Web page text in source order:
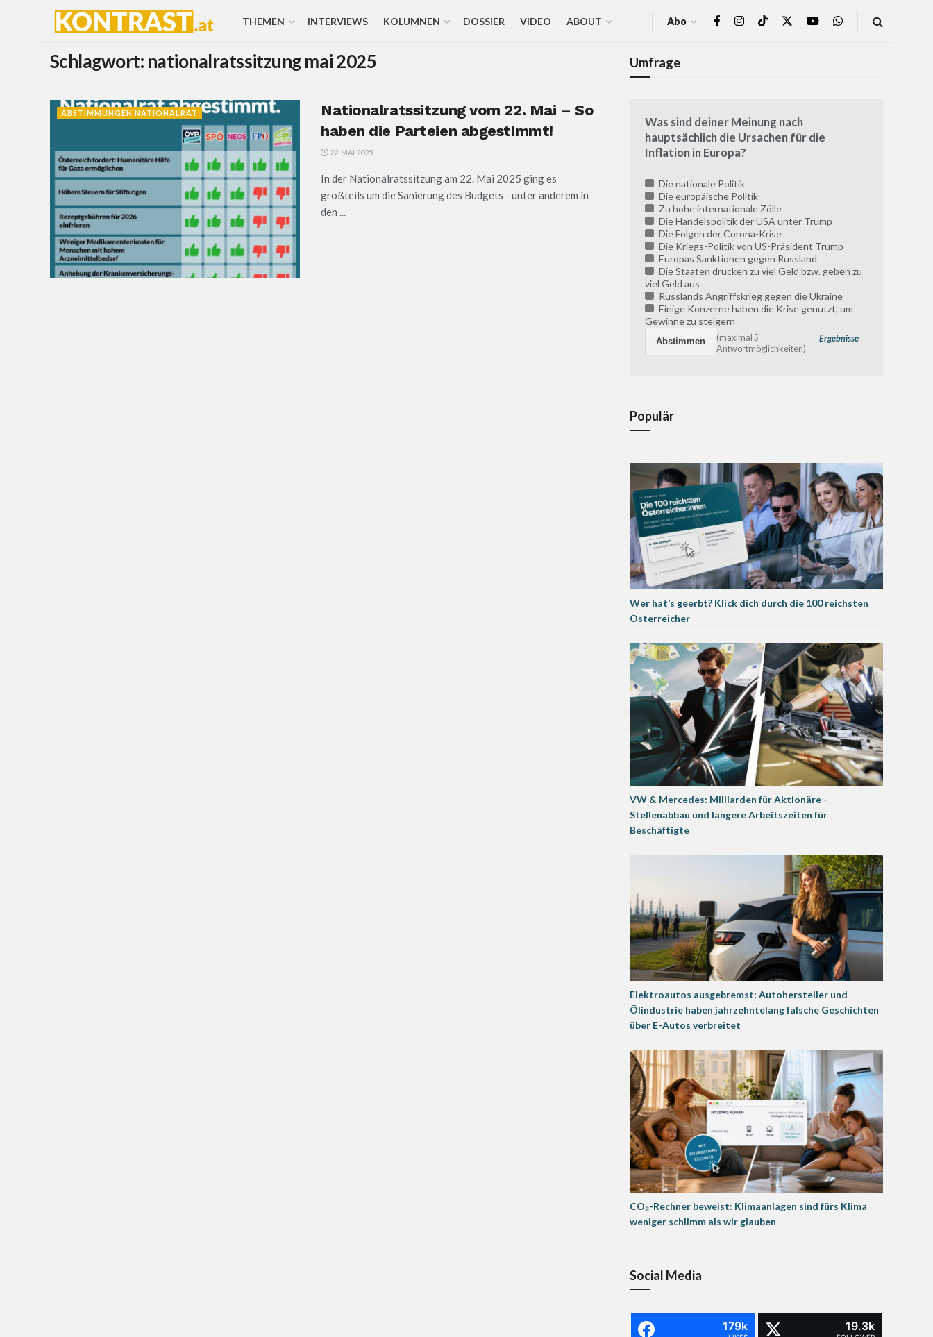
THEMEN INTERVIEWS KOLUMNEN DOSSIER VIDEO ABOUT Abo
Schlagwort: nationalratssitzung mai 2025
ABSTIMMUNGEN NATIONALRAT
Nationalratssitzung vom 22. Mai – So
haben die Parteien abgestimmt!
22. MAI 2025
In der Nationalratssitzung am 22. Mai 2025 ging es
großteils um die Sanierung des Budgets - unter anderem in
den ...
Umfrage
Was sind deiner Meinung nach
hauptsächlich die Ursachen für die
Inflation in Europa?
Die nationale Politik
Die europäische Politik
Zu hohe internationale Zölle
Die Handelspolitik der USA unter Trump
Die Folgen der Corona-Krise
Die Kriegs-Politik von US-Präsident Trump
Europas Sanktionen gegen Russland
Die Staaten drucken zu viel Geld bzw. geben zu
viel Geld aus
Russlands Angriffskrieg gegen die Ukraine
Einige Konzerne haben die Krise genutzt, um
Gewinne zu steigern
Ergebnisse
(maximal 5
Antwortmöglichkeiten)
Populär
Wer hat’s geerbt? Klick dich durch die 100 reichsten
Österreicher
VW & Mercedes: Milliarden für Aktionäre -
Stellenabbau und längere Arbeitszeiten für
Beschäftigte
Elektroautos ausgebremst: Autohersteller und
Ölindustrie haben jahrzehntelang falsche Geschichten
über E-Autos verbreitet
CO₂-Rechner beweist: Klimaanlagen sind fürs Klima
weniger schlimm als wir glauben
Social Media
179k 19.3k